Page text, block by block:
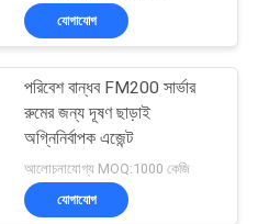
সাপ্রেশন
5
যোগাযোগ
পরিবেশ বান্ধব FM200 সার্ভার
রুমের জন্য দূষণ ছাড়াই
অগ্নিনির্বাপক এজেন্ট
আলোচনাযোগ্য MOQ:1000 কেজি
যোগাযোগ